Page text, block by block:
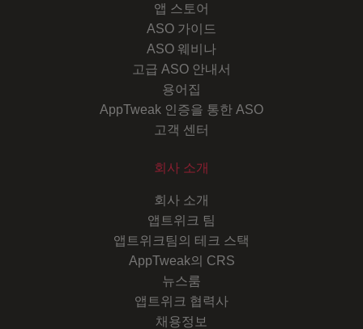
앱 스토어
ASO 가이드
ASO 웨비나
고급 ASO 안내서
용어집
AppTweak 인증을 통한 ASO
고객 센터
회사 소개
회사 소개
앱트위크 팀
앱트위크팀의 테크 스택
AppTweak의 CRS
뉴스룸
앱트위크 협력사
채용정보